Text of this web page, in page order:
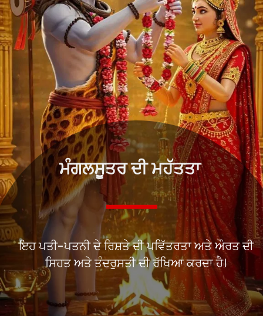
ਇਹ ਪਤੀ-ਪਤਨੀ ਦੇ ਰਿਸ਼ਤੇ ਦੀ ਪਵਿੱਤਰਤਾ ਅਤੇ ਔਰਤ ਦੀ
ਸਿਹਤ ਅਤੇ ਤੰਦਰੁਸਤੀ ਦੀ ਰੱਖਿਆ ਕਰਦਾ ਹੈ।
ਮੰਗਲਸੂਤਰ ਦੀ ਮਹੱਤਤਾ